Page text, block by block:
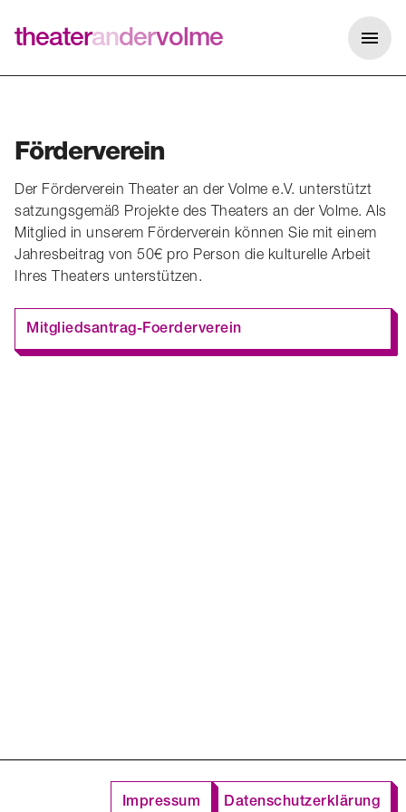
theaterandervolme
Förderverein
Der Förderverein Theater an der Volme e.V. unterstützt
satzungsgemäß Projekte des Theaters an der Volme. Als
Mitglied in unserem Förderverein können Sie mit einem
Jahresbeitrag von 50€ pro Person die kulturelle Arbeit
Ihres Theaters unterstützen.
Mitgliedsantrag-Foerderverein
Impressum Datenschutzerklärung